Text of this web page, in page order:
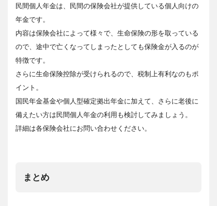
民間個人年金は、民間の保険会社が提供している個人向けの
年金です。
内容は保険会社によって様々で、生命保険の形を取っている
ので、途中で亡くなってしまったとしても保険金が入るのが
特徴です。
さらに生命保険控除が受けられるので、税制上有利なのもポ
イント。
国民年金基金や個人型確定拠出年金に加えて、さらに老後に
備えたい方は民間個人年金の利用も検討してみましょう。
詳細は各保険会社にお問い合わせください。
まとめ